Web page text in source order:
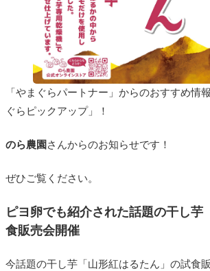
「やまぐらパートナー」からのおすすめ情
ぐらピックアップ」！
のら農園 さんからのお知らせです！
ぜひご覧ください。
ピヨ卵でも紹介された話題の干し芋
食販売会開催
今話題の干し芋「山形紅はるたん」の試食